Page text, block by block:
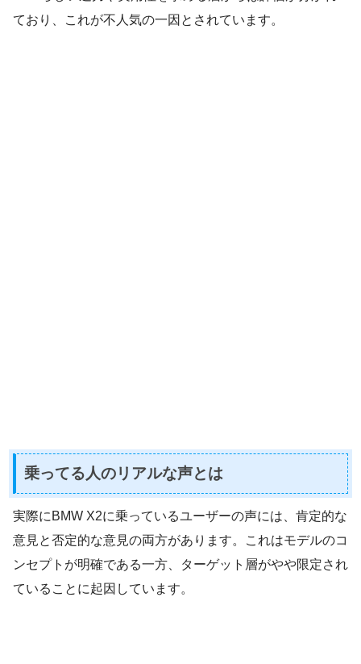
ており、これが不人気の一因とされています。
乗ってる人のリアルな声とは
実際にBMW X2に乗っているユーザーの声には、肯定的な
意見と否定的な意見の両方があります。これはモデルのコ
ンセプトが明確である一方、ターゲット層がやや限定され
ていることに起因しています。